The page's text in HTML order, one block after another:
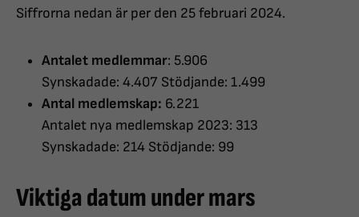
Siffrorna nedan är per den 25 februari 2024.
Antalet medlemmar: 5.906
Synskadade: 4.407 Stödjande: 1.499
Antal medlemskap: 6.221
Antalet nya medlemskap 2023: 313
Synskadade: 214 Stödjande: 99
Viktiga datum under mars